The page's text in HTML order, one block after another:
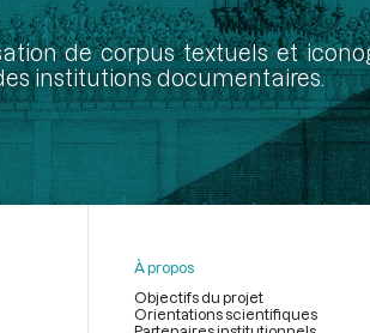
de corpus textuels et
institutions documentaires.
À propos
Objectifs du projet
Orientations scientifiques